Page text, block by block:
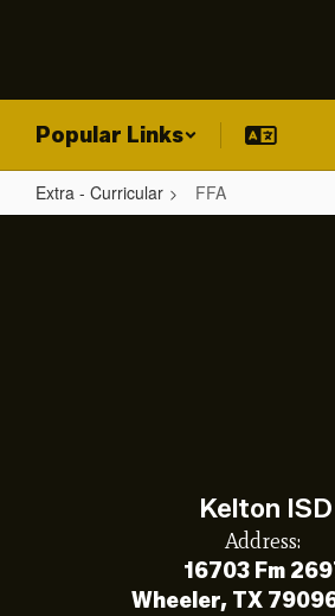
Popular Links
Extra - Curricular FFA
FFA
Kelton ISD
Address:
16703 Fm
Wheeler, TX